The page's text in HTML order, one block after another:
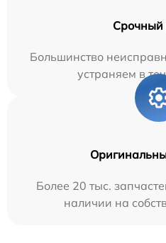
Срочный
Большинство
устраняем в
Более 20 тыс.
наличии на